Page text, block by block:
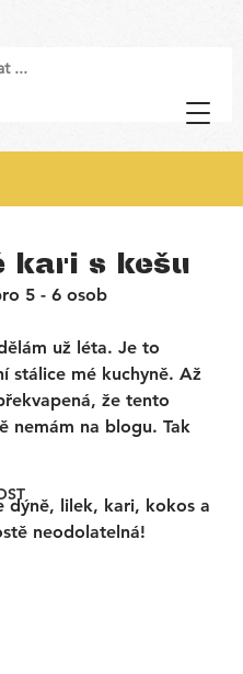
kari s kešu
5 - 6 osob
už léta. Je to
stálice mé kuchyně. Až
že tento
nemám na blogu. Tak
dýně, lilek, kari, kokos a
neodolatelná!